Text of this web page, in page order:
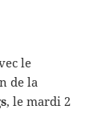
le
de la
, le mardi 2